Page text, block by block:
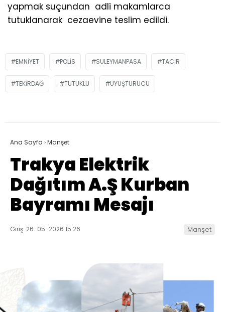
yapmak suçundan adli makamlarca
tutuklanarak cezaevine teslim edildi.
EMNIYET POLIS SULEYMANPASA TACIR
TEKIRDAĞ TUTUKLU UYUŞTURUCU
Ana Sayfa ›Manşet
Trakya Elektrik
Dağıtım A.Ş Kurban
Bayramı Mesajı
Giriş: 26-05-2026 15:26 Manşet